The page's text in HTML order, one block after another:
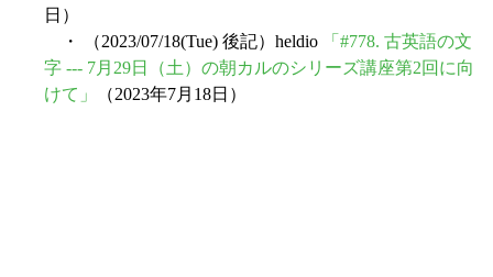
日）
・ （2023/07/18(Tue) 後記）heldio
「#778. 古英語の文
字 --- 7月29日（土）の朝カルのシリーズ講座第2回に向
けて」
（2023年7月18日）